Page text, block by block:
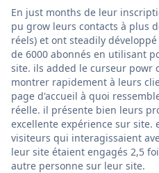
En just months de leur
pu grow leurs contacts à plus
réels) et ont steadily
de 6000 abonnés en utilisant
site. ils added le curseur powr
montrer rapidement à leurs
page d'accueil à quoi
réelle. il présente bien leurs
excellente expérience sur site.
visiteurs qui interagissaient
leur site étaient engagés 2,5
autre personne sur leur site.